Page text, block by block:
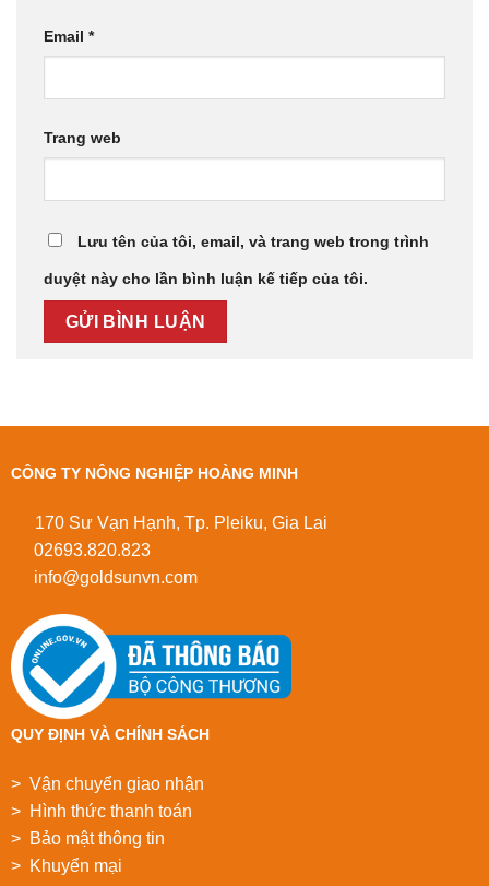
Email *
Trang web
Lưu tên của tôi, email, và trang web trong trình
duyệt này cho lần bình luận kế tiếp của tôi.
CÔNG TY NÔNG NGHIỆP HOÀNG MINH
170 Sư Vạn Hạnh, Tp. Pleiku, Gia Lai
02693.820.823
info@goldsunvn.com
QUY ĐỊNH VÀ CHÍNH SÁCH
> Vận chuyển giao nhận
> Hình thức thanh toán
> Bảo mật thông tin
> Khuyển mại